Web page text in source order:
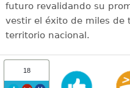
futuro revalidando su
vestir el éxito de miles de
territorio nacional.
18